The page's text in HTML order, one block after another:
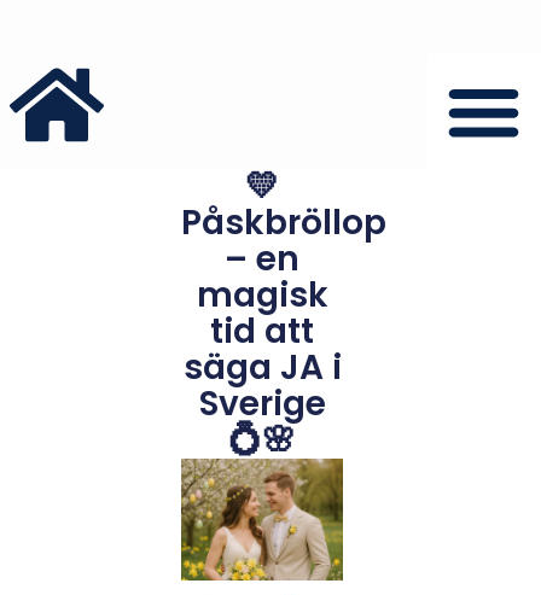
💛
Påskbröllop
– en
magisk
tid att
säga JA i
Sverige
💍🌸